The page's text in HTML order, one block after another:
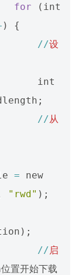
for
( int
)
{
//设
int
;
//从
=
new
"rwd" );
);
//启
开始下载